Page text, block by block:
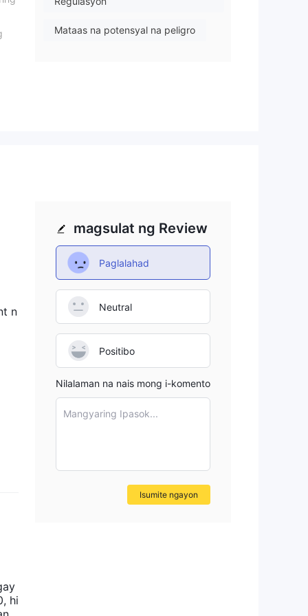
Mataas na potensyal na peligro
n
hi
magsulat ng Review
Paglalahad
Neutral
Positibo
Nilalaman na nais mong i-komento
Mangyaring Ipasok...
Isumite ngayon